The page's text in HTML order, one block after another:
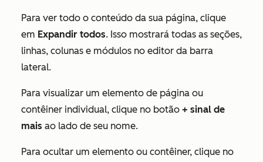
Para ver todo o conteúdo da sua página, clique
em Expandir todos. Isso mostrará todas as seções,
linhas, colunas e módulos no editor da barra
lateral.
Para visualizar um elemento de página ou
contêiner individual, clique no botão + sinal de
mais ao lado de seu nome.
Para ocultar um elemento ou contêiner, clique no